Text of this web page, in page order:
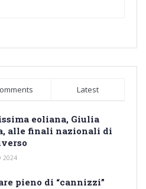
Latest
eoliana, Giulia
alle finali nazionali di
2024
pieno di “cannizzi”